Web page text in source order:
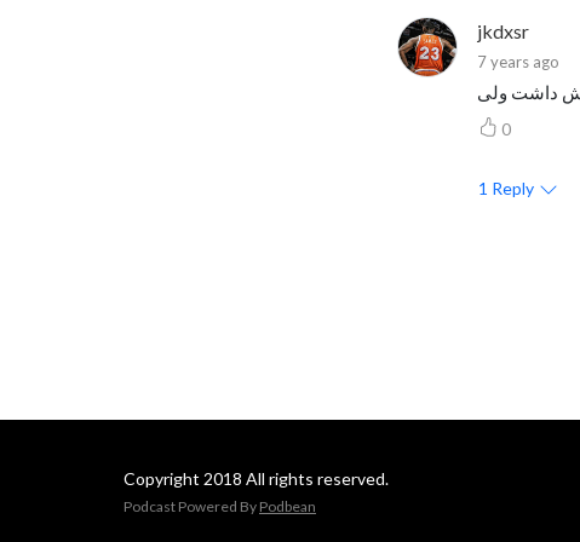
jkdxsr
7 years ago
0
1 Reply
Copyright 2018 All rights reserved.
Podcast Powered By Podbean